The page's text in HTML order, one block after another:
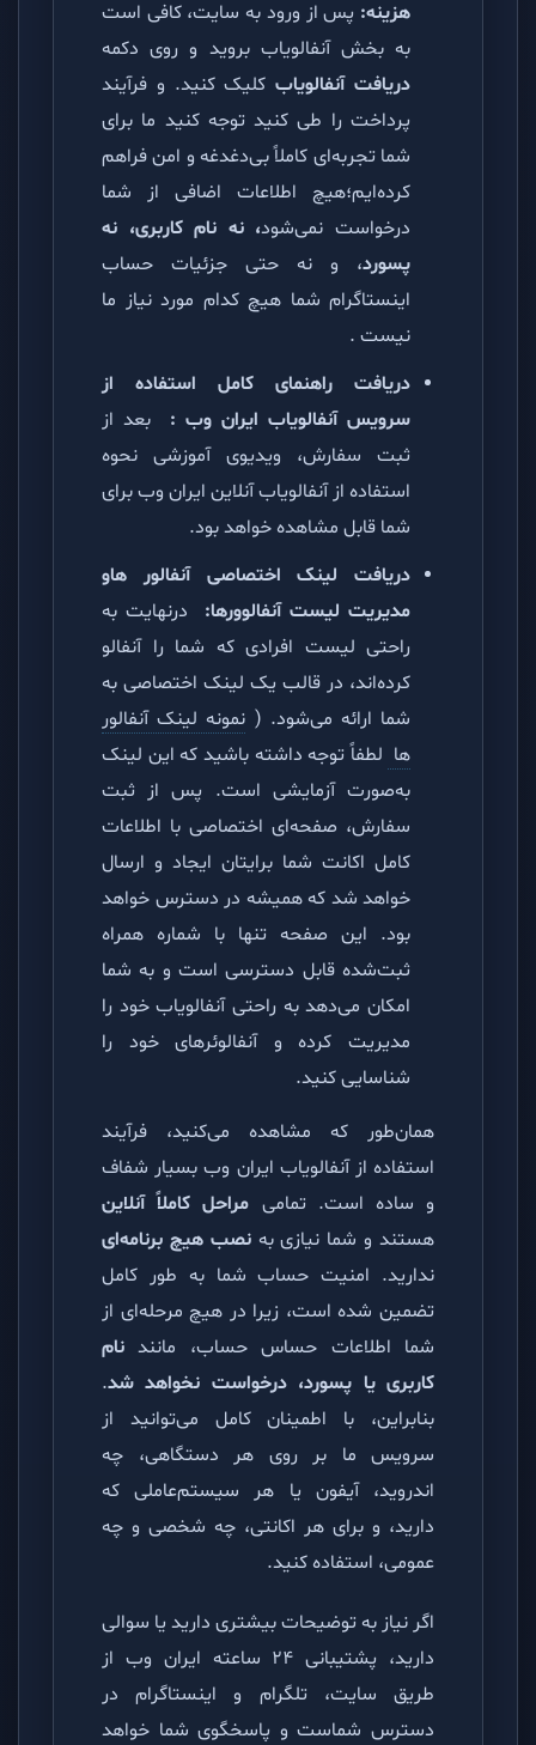
هزینه: پس از ورود به سایت، کافی است
به بخش آنفالویاب بروید و روی دکمه
دریافت آنفالویابکلیک کنید. و فرآیند
پرداخت را طی کنید توجه کنید ما برای
شما تجربه‌ای کاملاً بی‌دغدغه و امن فراهم
کرده‌ایم؛هیچ اطلاعات اضافی از شما
درخواست نمی‌شود، نه نام کاربری، نه
پسورد، و نه حتی جزئیات حساب
اینستاگرام شما هیچ کدام مورد نیاز ما
نیست .
دریافت راهنمای کامل استفاده از
سرویس آنفالویاب ایران وب : بعد از
ثبت سفارش، ویدیوی آموزشی نحوه
استفاده از آنفالویاب آنلاین ایران وب برای
شما قابل مشاهده خواهد بود.
دریافت لینک اختصاصی آنفالور هاو
مدیریت لیست آنفالوورها: درنهایت به
راحتی لیست افرادی که شما را آنفالو
کرده‌اند، در قالب یک لینک اختصاصی به
شما ارائه می‌شود. ( نمونه لینک آنفالور
ها لطفاً توجه داشته باشید که این لینک
به‌صورت آزمایشی است. پس از ثبت
سفارش، صفحه‌ای اختصاصی با اطلاعات
کامل اکانت شما برایتان ایجاد و ارسال
خواهد شد که همیشه در دسترس خواهد
بود. این صفحه تنها با شماره همراه
ثبت‌شده قابل دسترسی است و به شما
امکان می‌دهد به راحتی آنفالویاب خود را
مدیریت کرده و آنفالوئرهای خود را
شناسایی کنید.
همان‌طور که مشاهده می‌کنید، فرآیند
استفاده از آنفالویاب ایران وب بسیار شفاف
و ساده است. تمامی مراحل کاملاً آنلاین
هستند و شما نیازی به نصب هیچ برنامه‌ای
ندارید. امنیت حساب شما به طور کامل
تضمین شده است، زیرا در هیچ مرحله‌ای از
شما اطلاعات حساس حساب، مانند نام
کاربری یا پسورد، درخواست نخواهد شد.
بنابراین، با اطمینان کامل می‌توانید از
سرویس ما بر روی هر دستگاهی، چه
اندروید، آیفون یا هر سیستم‌عاملی که
دارید، و برای هر اکانتی، چه شخصی و چه
عمومی، استفاده کنید.
اگر نیاز به توضیحات بیشتری دارید یا سوالی
دارید، پشتیبانی 24 ساعته ایران وب از
طریق سایت، تلگرام و اینستاگرام در
دسترس شماست و پاسخگوی شما خواهد